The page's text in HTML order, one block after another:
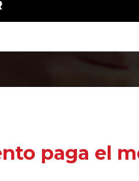
paga el